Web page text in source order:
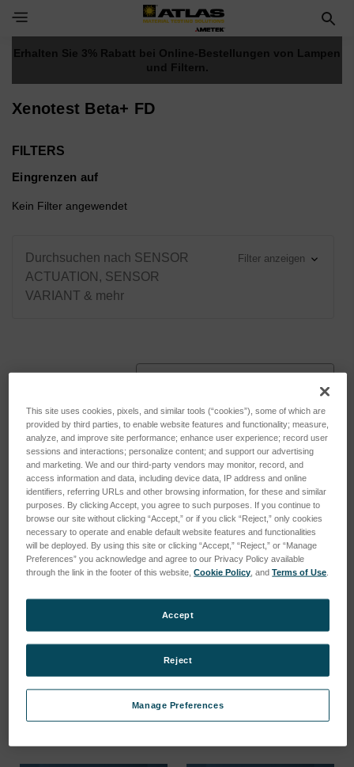
Toggle Navigation Menu
Erhalten Sie 3% Rabatt bei Online-Bestellungen von Lampen
und Filtern.
Xenotest Beta+ FD
FILTERS
Eingrenzen auf
Kein Filter angewendet
Durchsuchen nach SENSOR
ACTUATION, SENSOR
VARIANT & mehr
Filter anzeigen
Blauwollmaßstab
SKU: 12231201
Anmeldung für Preise
Polystyrol Bewitterungs-
Referenzmaterial
(Packung mit 50 Stück)
SKU: 13282000
Anmeldung für Preise
This site uses cookies, pixels, and similar tools (“cookies”), some of which are
provided by third parties, to enable website features and functionality; measure,
analyze, and improve site performance; enhance user experience; record user
sessions and interactions; personalize content; and support our advertising
and marketing. We and our third-party vendors may monitor, record, and
access information and data, including device data, IP address and online
identifiers, referring URLs and other browsing information, for these and similar
purposes. By clicking Accept, you agree to such purposes. If you continue to
browse our site without clicking “Accept,” or if you click “Reject,” only cookies
necessary to operate and enable default website features and functionalities
will be deployed. By using this site or clicking “Accept,” “Reject,” or “Manage
Preferences” you acknowledge and agree to our Privacy Policy available
through the link in the footer of this website,Cookie Policy , andTerms of Use
Manage Preferences
Reject
Accept